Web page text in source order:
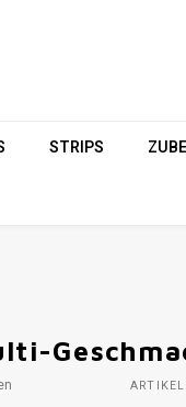
STRIPS